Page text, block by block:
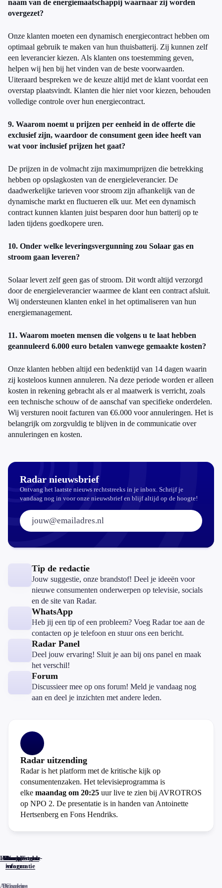
naam van de energiemaatschappij waarnaar zij worden
overgezet?
Onze klanten moeten een dynamisch energiecontract hebben om
optimaal gebruik te maken van hun thuisbatterij. Zij kunnen zelf
een leverancier kiezen. Als klanten ons toestemming geven,
helpen wij hen bij het vinden van de beste voorwaarden.
Uiteraard bespreken we de keuze altijd met de klant voordat een
overstap plaatsvindt. Klanten die hier niet voor kiezen, behouden
volledige controle over hun energiecontract.
9. Waarom noemt u prijzen per eenheid in de offerte die
exclusief zijn, waardoor de consument geen idee heeft van
wat voor inclusief prijzen het gaat?
De prijzen in de volmacht zijn maximumprijzen die betrekking
hebben op opslagkosten van de energieleverancier. De
daadwerkelijke tarieven voor stroom zijn afhankelijk van de
dynamische markt en fluctueren elk uur. Met een dynamisch
contract kunnen klanten juist besparen door hun batterij op te
laden tijdens goedkopere uren.
10. Onder welke leveringsvergunning zou Solaar gas en
stroom gaan leveren?
Solaar levert zelf geen gas of stroom. Dit wordt altijd verzorgd
door de energieleverancier waarmee de klant een contract afsluit.
Wij ondersteunen klanten enkel in het optimaliseren van hun
energiemanagement.
11. Waarom moeten mensen die volgens u te laat hebben
geannuleerd 6.000 euro betalen vanwege gemaakte kosten?
Onze klanten hebben altijd een bedenktijd van 14 dagen waarin
zij kosteloos kunnen annuleren. Na deze periode worden er alleen
kosten in rekening gebracht als er al maatwerk is verricht, zoals
een technische schouw of de aanschaf van specifieke onderdelen.
Wij versturen nooit facturen van €6.000 voor annuleringen. Het is
belangrijk om zorgvuldig te blijven in de communicatie over
annuleringen en kosten.
Radar nieuwsbrief
Ontvang het laatste nieuws rechtstreeks in je inbox. Schrijf je
vandaag nog in voor onze nieuwsbrief en blijf altijd op de hoogte!
E-mailadres:
Tip de redactie
Jouw suggestie, onze brandstof! Deel je ideeën voor
nieuwe consumenten onderwerpen op televisie, socials
en de site van Radar.
WhatsApp
Heb jij een tip of een probleem? Voeg Radar toe aan de
contacten op je telefoon en stuur ons een bericht.
Radar Panel
Deel jouw ervaring! Sluit je aan bij ons panel en maak
het verschil!
Forum
Discussieer mee op ons forum! Meld je vandaag nog
aan en deel je inzichten met andere leden.
Radar uitzending
Radar is het platform met de kritische kijk op
consumentenzaken. Het televisieprogramma is
elke maandag om 20:25 uur live te zien bij AVROTROS
op NPO 2. De presentatie is in handen van Antoinette
Hertsenberg en Fons Hendriks.
Home
Actueel
Uitzendingen
Reacties
Programma-
informatie
Veelgestelde
vragen
Algemene
Privacy
Cookies